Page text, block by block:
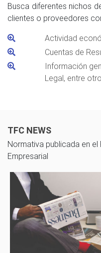
Busca diferentes nichos
clientes o proveedores
Actividad
Cuentas de
Información
Legal, entre
TFC NEWS
Normativa publicada en
Empresarial